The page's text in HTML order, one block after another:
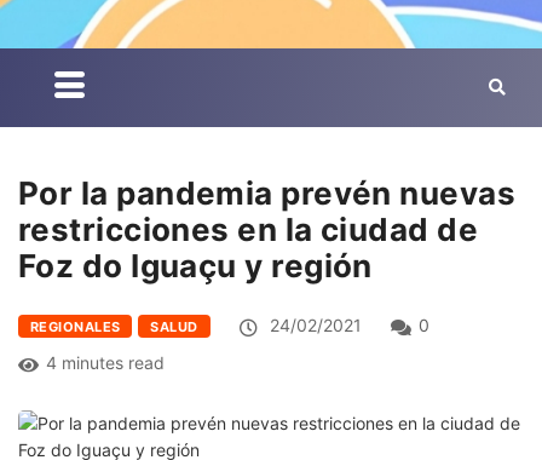
Por la pandemia prevén nuevas
restricciones en la ciudad de
Foz do Iguaçu y región
REGIONALES SALUD 24/02/2021
0
4 minutes read